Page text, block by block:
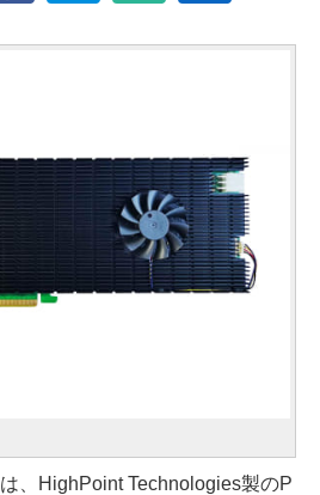
は、HighPoint Technologies製のP